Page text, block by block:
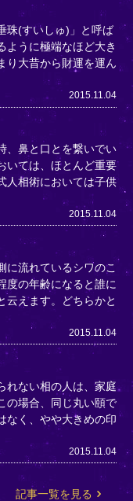
珠(すいしゅ)」と呼ば
ように極端なほど大き
り大昔から財運を運ん
2015.11.04
、鼻と口とを繋いでい
いては、ほとんど重要
人相術においては子供
2015.11.04
に流れているシワのこ
度の年齢になると誰に
云えます。どちらかと
2015.11.04
れない相の人は、家庭
の場合、同じ丸い頤で
なく、やや大きめの印
2015.11.04
記事一覧を見る